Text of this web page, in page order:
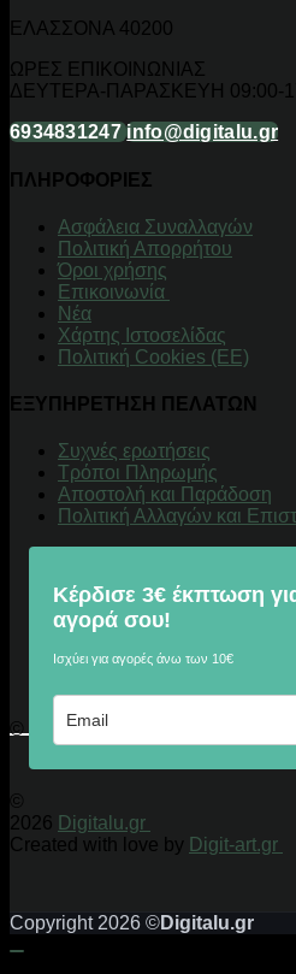
ΕΛΑΣΣΟΝΑ 40200
ΩΡΕΣ ΕΠΙΚΟΙΝΩΝΙΑΣ
ΔΕΥΤΕΡΑ-ΠΑΡΑΣΚΕΥΗ 09:00-
6934831247 info@digitalu.gr
ΠΛΗΡΟΦΟΡΙΕΣ
Aσφάλεια Συναλλαγών
Πολιτική Απορρήτου
Όροι χρήσης
Επικοινωνία
Νέα
Χάρτης Ιστοσελίδας
Πολιτική Cookies (ΕΕ)
ΕΞΥΠΗΡΕΤΗΣΗ ΠΕΛΑΤΩΝ
Συχνές ερωτήσεις
Τρόποι Πληρωμής
Αποστολή και Παράδοση
Πολιτική Αλλαγών και
Κέρδισε 3€ έκπτωση
αγορά σου!
Ισχύει για αγορές άνω των 10€
© 2026 Digitalu.gr
©
2026 Digitalu.gr
Created with love by Digit-art.gr
Copyright 2026 ©Digitalu.gr